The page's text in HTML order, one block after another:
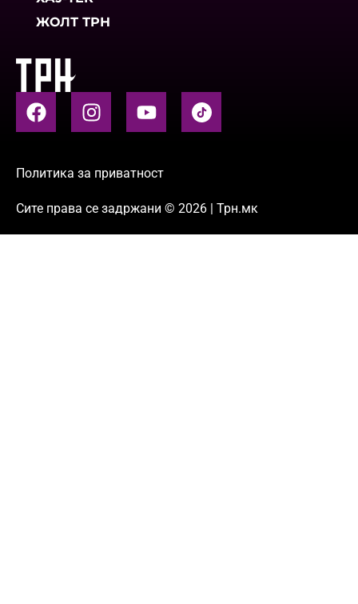
ЖОЛТ ТРН
Политика за приватност
Сите права се задржани © 2026 | Трн.мк